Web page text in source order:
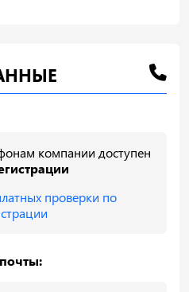
компании доступен
проверки по